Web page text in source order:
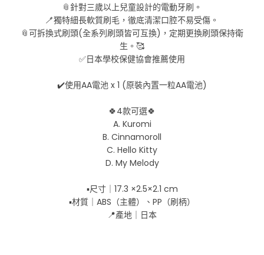
📎針對三歲以上兒童設計的電動牙刷。
🪥獨特細長軟質刷毛，徹底清潔口腔不易受傷。
📎可拆換式刷頭(全系列刷頭皆可互換)，定期更換刷頭保持衛
生。🥰
✅日本學校保健協會推薦使用
✔️使用AA電池 x 1 (原裝內置一粒AA電池)
🍀4款可選🍀
A. Kuromi
B. Cinnamoroll
C. Hello Kitty
D. My Melody
▪️尺寸｜17.3 ×2.5×2.1 cm
▪️材質｜ABS（主體）、PP（刷柄）
📍產地｜日本